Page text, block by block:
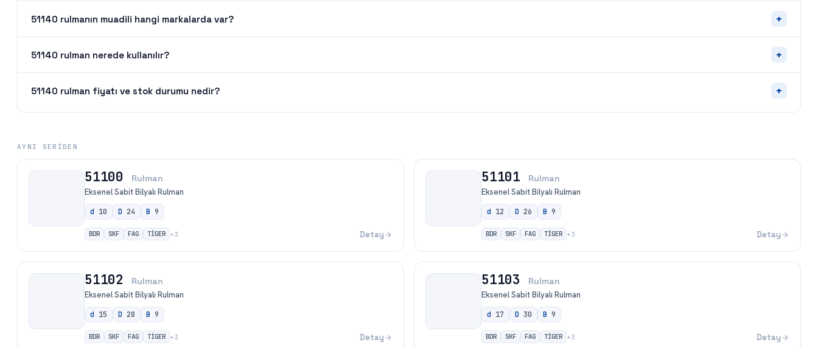
51140 rulmanın muadili hangi markalarda var? +
51140 rulman nerede kullanılır? +
51140 rulman fiyatı ve stok durumu nedir? +
AYNI SERIDEN
51100 Rulman
Eksenel Sabit Bilyalı Rulman
d 10 D 24 B 9
BDR SKF FAG TİGER +3 Detay
51101 Rulman
Eksenel Sabit Bilyalı Rulman
d 12 D 26 B 9
BDR SKF FAG TİGER +3 Detay
51102 Rulman
Eksenel Sabit Bilyalı Rulman
d 15 D 28 B 9
BDR SKF FAG TİGER +3 Detay
51103 Rulman
Eksenel Sabit Bilyalı Rulman
d 17 D 30 B 9
BDR SKF FAG TİGER +3 Detay